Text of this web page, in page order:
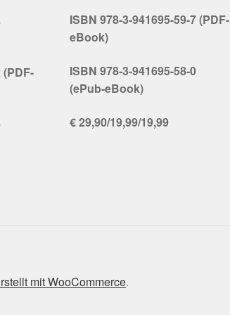
(PDF-
ISBN 978-3-941695-59-7 (PDF-
eBook)
ISBN 978-3-941695-58-0
(ePub-eBook)
€ 29,90/19,99/19,99
mit WooCommerce.